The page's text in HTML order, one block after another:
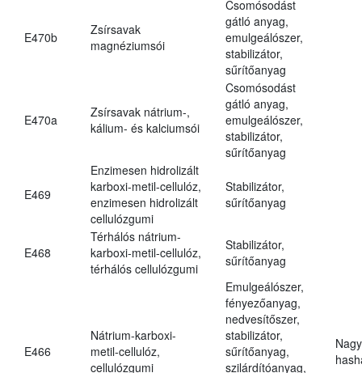
E470b
Zsírsavak
magnéziumsói
Csomósodást
gátló anyag,
emulgeálószer,
stabilizátor,
sűrítőanyag
E470a
Zsírsavak nátrium-,
kálium- és kalciumsói
Csomósodást
gátló anyag,
emulgeálószer,
stabilizátor,
sűrítőanyag
E469
Enzimesen hidrolizált
karboxi-metil-cellulóz,
enzimesen hidrolizált
cellulózgumi
Stabilizátor,
sűrítőanyag
E468
Térhálós nátrium-
karboxi-metil-cellulóz,
térhálós cellulózgumi
Stabilizátor,
sűrítőanyag
E466
Nátrium-karboxi-
metil-cellulóz,
cellulózgumi
Emulgeálószer,
fényezőanyag,
nedvesítőszer,
stabilizátor,
sűrítőanyag,
szilárdítóanyag,